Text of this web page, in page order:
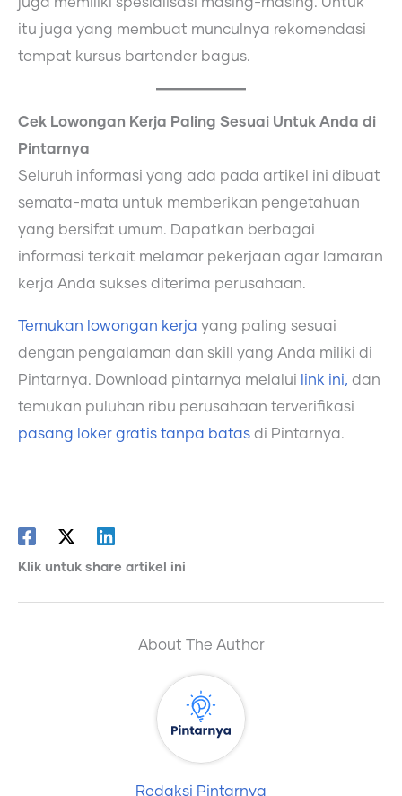
juga memiliki spesialisasi masing-masing. Untuk
itu juga yang membuat munculnya rekomendasi
tempat kursus bartender bagus.
Cek Lowongan Kerja Paling Sesuai Untuk Anda di
Pintarnya
Seluruh informasi yang ada pada artikel ini dibuat
semata-mata untuk memberikan pengetahuan
yang bersifat umum. Dapatkan berbagai
informasi terkait melamar pekerjaan agar lamaran
kerja Anda sukses diterima perusahaan.
Temukan lowongan kerja yang paling sesuai
dengan pengalaman dan skill yang Anda miliki di
Pintarnya. Download pintarnya melalui
link ini, dan
temukan puluhan ribu perusahaan terverifikasi
pasang loker gratis tanpa batas di Pintarnya.
Klik untuk share artikel ini
About The Author
Redaksi Pintarnya